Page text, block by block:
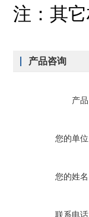
注：其
产品咨询
产
您的单
您的姓
联系电